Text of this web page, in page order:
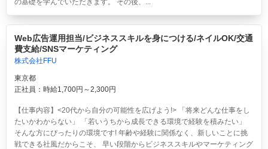
Web広告運用担当/ビジネススキルを身につける/ネイルOK/交通
費支給/SNSマーケティング
株式会社FFU
東京都
正社員：時給1,700円～2,300円
【仕事内容】<20代から自分の可能性を広げよう!> 「将来どんな仕事をし
たいかわからない」 「若いうちから成長できる環境で経験を積みたい」
そんな方にぴったりの環境です! 年齢や経験に関係なく、新しいことに挑
戦できる社風だからこそ、 早い段階からビジネススキルやマーケティング